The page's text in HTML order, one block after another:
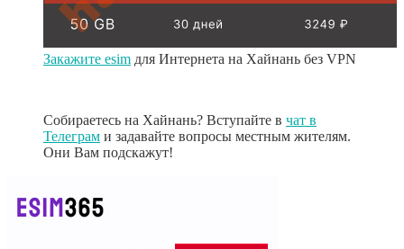
Закажите esim для Интернета на Хайнань без VPN
Собираетесь на Хайнань? Вступайте в чат в
Телеграм и задавайте вопросы местным жителям.
Они Вам подскажут!